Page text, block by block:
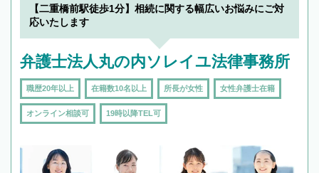
【二重橋前駅徒歩1分】相続に関する幅広いお悩みにご対
応いたします
弁護士法人丸の内ソレイユ法律事務所
職歴20年以上 在籍数10名以上 所長が女性 女性弁護士在籍
オンライン相談可 19時以降TEL可